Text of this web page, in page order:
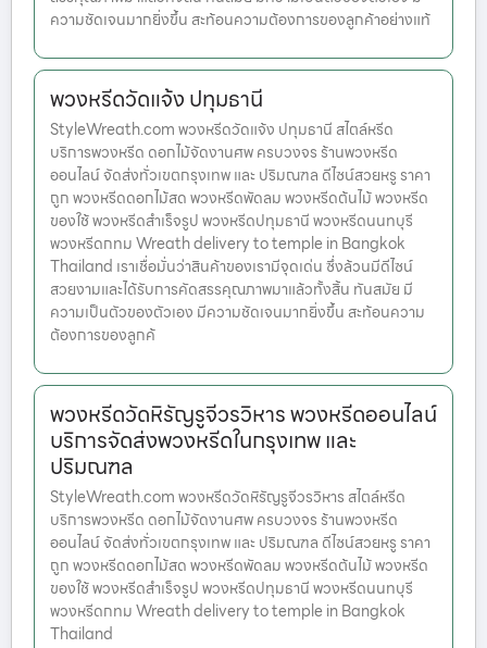
ความชัดเจนมากยิ่งขึ้น สะท้อนความต้องการของลูกค้าอย่างแท้
พวงหรีดวัดแจ้ง ปทุมธานี
StyleWreath.com พวงหรีดวัดแจ้ง ปทุมธานี สไตล์หรีด
บริการพวงหรีด ดอกไม้จัดงานศพ ครบวงจร ร้านพวงหรีด
ออนไลน์ จัดส่งทั่วเขตกรุงเทพ และ ปริมณฑล ดีไซน์สวยหรู ราคา
ถูก พวงหรีดดอกไม้สด พวงหรีดพัดลม พวงหรีดต้นไม้ พวงหรีด
ของใช้ พวงหรีดสำเร็จรูป พวงหรีดปทุมธานี พวงหรีดนนทบุรี
พวงหรีดกทม Wreath delivery to temple in Bangkok
Thailand เราเชื่อมั่นว่าสินค้าของเรามีจุดเด่น ซึ่งล้วนมีดีไซน์
สวยงามและได้รับการคัดสรรคุณภาพมาแล้วทั้งสิ้น ทันสมัย มี
ความเป็นตัวของตัวเอง มีความชัดเจนมากยิ่งขึ้น สะท้อนความ
ต้องการของลูกค้
พวงหรีดวัดหิรัญรูจีวรวิหาร พวงหรีดออนไลน์
บริการจัดส่งพวงหรีดในกรุงเทพ และ
ปริมณฑล
StyleWreath.com พวงหรีดวัดหิรัญรูจีวรวิหาร สไตล์หรีด
บริการพวงหรีด ดอกไม้จัดงานศพ ครบวงจร ร้านพวงหรีด
ออนไลน์ จัดส่งทั่วเขตกรุงเทพ และ ปริมณฑล ดีไซน์สวยหรู ราคา
ถูก พวงหรีดดอกไม้สด พวงหรีดพัดลม พวงหรีดต้นไม้ พวงหรีด
ของใช้ พวงหรีดสำเร็จรูป พวงหรีดปทุมธานี พวงหรีดนนทบุรี
พวงหรีดกทม Wreath delivery to temple in Bangkok
Thailand